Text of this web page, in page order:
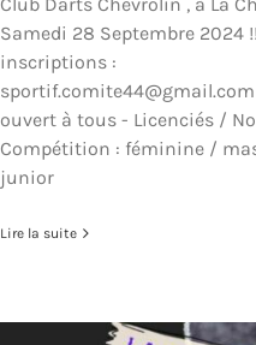
Samedi 28 Septembre 2024
inscriptions :
ouvert à tous - Licenciés /
Compétition : féminine /
junior
Lire la suite